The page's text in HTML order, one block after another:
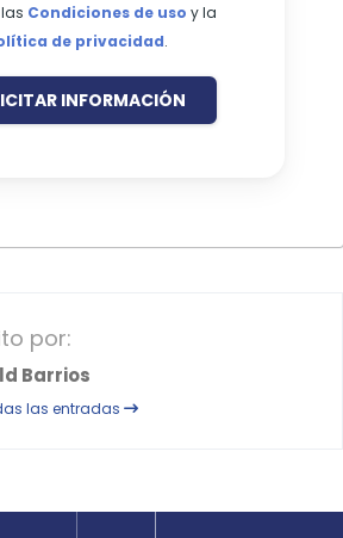
Condiciones de uso y la
de privacidad.
INFORMACIÓN
por:
Barrios
las entradas